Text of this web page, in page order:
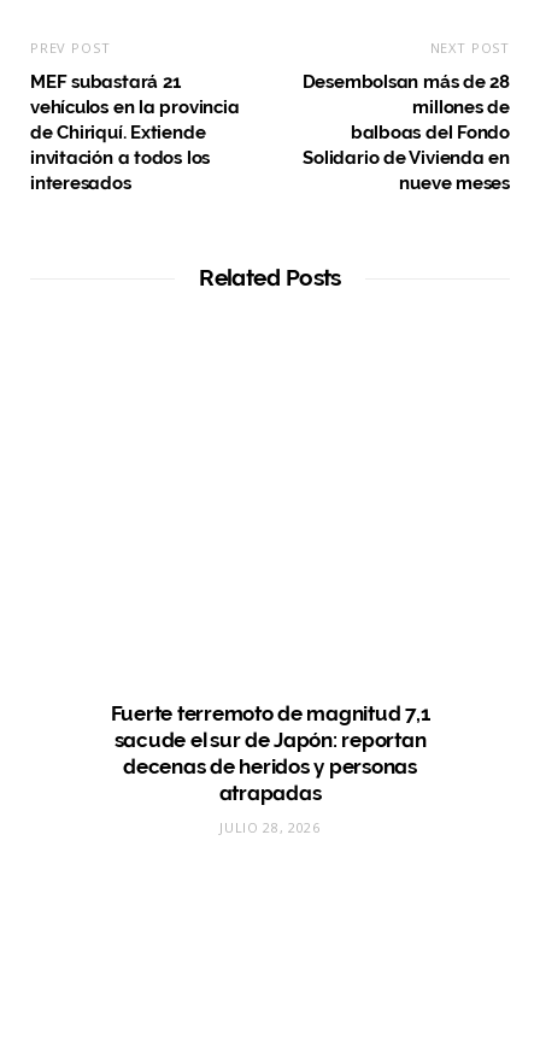
PREV POST
MEF subastará 21
vehículos en la provincia
de Chiriquí. Extiende
invitación a todos los
interesados
NEXT POST
Desembolsan más de 28
millones de
balboas del Fondo
Solidario de Vivienda en
nueve meses
Related Posts
Fuerte terremoto de magnitud 7,1
sacude el sur de Japón: reportan
decenas de heridos y personas
atrapadas
JULIO 28, 2026